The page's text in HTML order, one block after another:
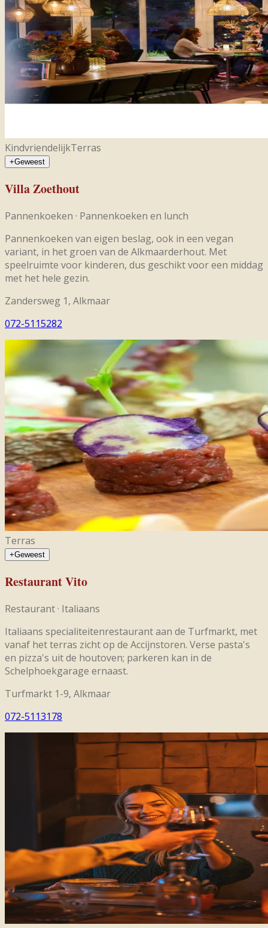
KindvriendelijkTerras
+Geweest
Villa Zoethout
Pannenkoeken · Pannenkoeken en lunch
Pannenkoeken van eigen beslag, ook in een vegan
variant, in het groen van de Alkmaarderhout. Met
speelruimte voor kinderen, dus geschikt voor een middag
met het hele gezin.
Zandersweg 1, Alkmaar
072-5115282
Terras
+Geweest
Restaurant Vito
Restaurant · Italiaans
Italiaans specialiteitenrestaurant aan de Turfmarkt, met
vanaf het terras zicht op de Accijnstoren. Verse pasta's
en pizza's uit de houtoven; parkeren kan in de
Schelphoekgarage ernaast.
Turfmarkt 1-9, Alkmaar
072-5113178